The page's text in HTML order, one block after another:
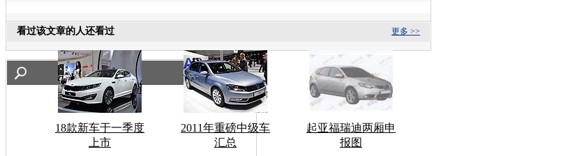
更多 >>
看过该文章的人还看过
18款新车于一季度
上市
2011年重磅中级车
汇总
起亚福瑞迪两厢申
报图